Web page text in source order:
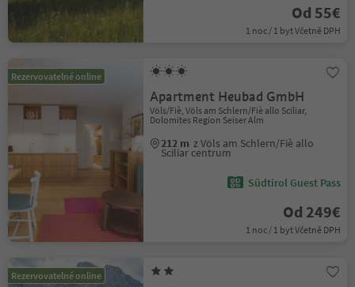
Od 55€
1 noc / 1 byt Včetně DPH
Rezervovatelné online
Apartment Heubad GmbH
Völs/Fiè, Völs am Schlern/Fiè allo Sciliar,
Dolomites Region Seiser Alm
212 m z Völs am Schlern/Fiè allo
Sciliar centrum
Südtirol Guest Pass
Od 249€
1 noc / 1 byt Včetně DPH
Rezervovatelné online